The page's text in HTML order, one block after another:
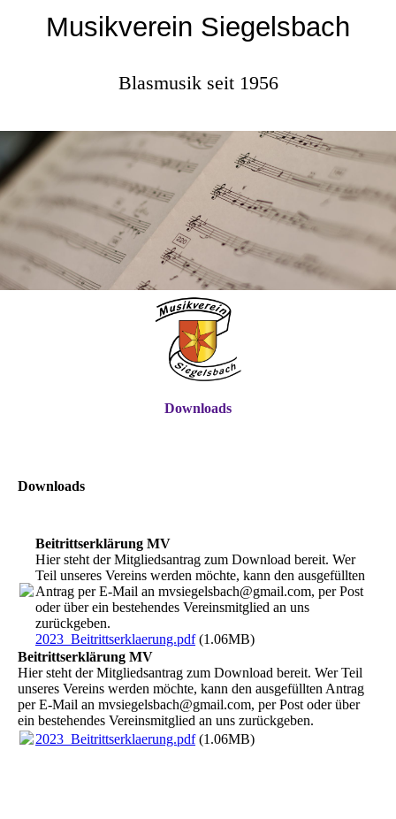
Musikverein Siegelsbach
Blasmusik seit 1956
Downloads
Downloads
Beitrittserklärung MV
Hier steht der Mitgliedsantrag zum Download bereit. Wer
Teil unseres Vereins werden möchte, kann den ausgefüllten
Antrag per E-Mail an mvsiegelsbach@gmail.com, per Post
oder über ein bestehendes Vereinsmitglied an uns
zurückgeben.
2023_Beitrittserklaerung.pdf(1.06MB)
Beitrittserklärung MV
Hier steht der Mitgliedsantrag zum Download bereit. Wer Teil
unseres Vereins werden möchte, kann den ausgefüllten Antrag
per E-Mail an mvsiegelsbach@gmail.com, per Post oder über
ein bestehendes Vereinsmitglied an uns zurückgeben.
2023_Beitrittserklaerung.pdf(1.06MB)